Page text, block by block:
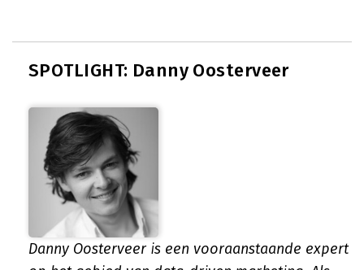
SPOTLIGHT: Danny Oosterveer
Danny Oosterveer is een vooraanstaande expert